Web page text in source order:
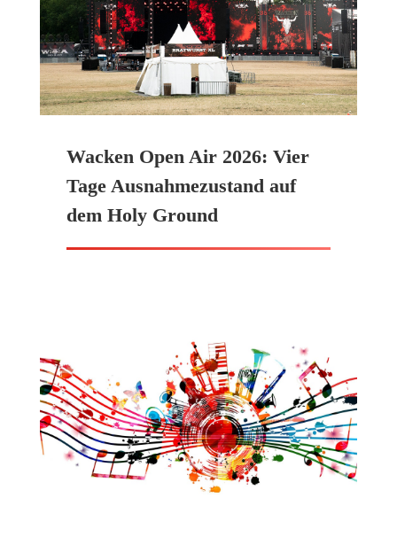
Wacken Open Air 2026: Vier
Tage Ausnahmezustand auf
dem Holy Ground